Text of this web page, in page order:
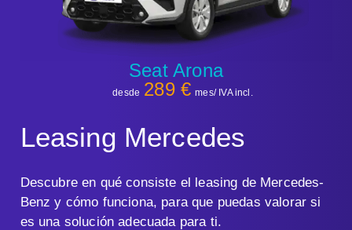
Seat Arona
desde 289 € mes/ IVA incl.
Leasing Mercedes
Descubre en qué consiste el leasing de Mercedes-
Benz y cómo funciona, para que puedas valorar si
es una solución adecuada para ti.